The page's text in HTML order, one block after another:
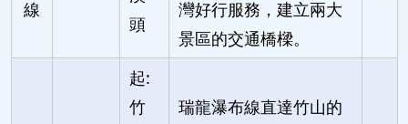
線
頭
灣好行服務，建立兩大
景區的交通橋樑。
起:
竹
瑞龍瀑布線直達竹山的